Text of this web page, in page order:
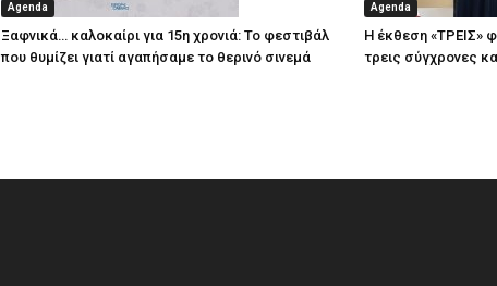
Agenda
Ξαφνικά… καλοκαίρι για 15η χρονιά: Το φεστιβάλ
που θυμίζει γιατί αγαπήσαμε το θερινό σινεμά
Agenda
Η έκθεση «ΤΡΕΙΣ»
τρεις σύγχρονες